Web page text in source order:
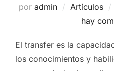
por admin Artículos
hay
El transfer es la
los conocimientos y